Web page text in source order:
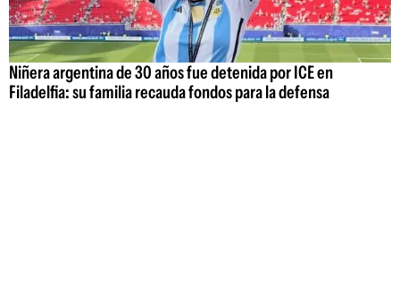
Niñera argentina de 30 años fue detenida por ICE en
Filadelfia: su familia recauda fondos para la defensa